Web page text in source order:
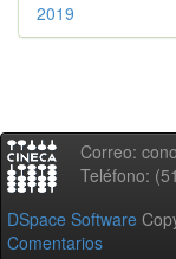
2019
Correo:
Teléfono:
DSpace Software
Comentarios